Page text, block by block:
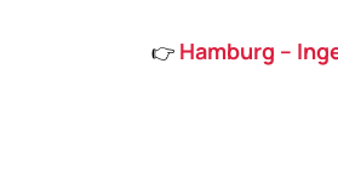
👉 Hamburg –